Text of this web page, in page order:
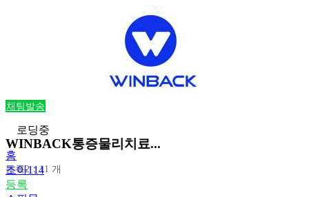
채팅발송
WINBACK통증물리치료...
등록2：11 개
로딩중
홈
조아114
등록